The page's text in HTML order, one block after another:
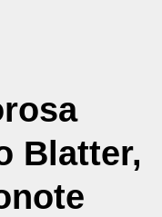
Blatter,